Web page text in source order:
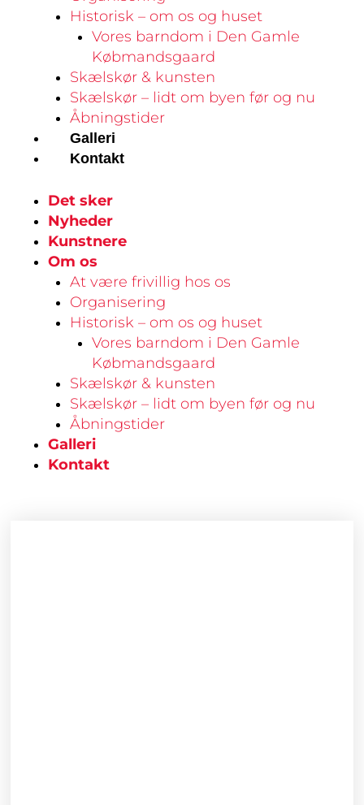
Historisk – om os og huset
Vores barndom i Den Gamle
Købmandsgaard
Skælskør & kunsten
Skælskør – lidt om byen før og nu
Åbningstider
Galleri
Kontakt
Det sker
Nyheder
Kunstnere
Om os
At være frivillig hos os
Organisering
Historisk – om os og huset
Vores barndom i Den Gamle
Købmandsgaard
Skælskør & kunsten
Skælskør – lidt om byen før og nu
Åbningstider
Galleri
Kontakt